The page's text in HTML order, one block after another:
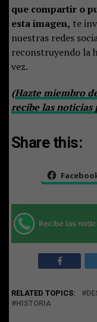
que compartir o
esta imagen, te
nuestras redes
reconstruyendo la
vez.
(Hazte miembro
recibe las noticias
Share this:
RELATED TOPICS:
HISTORIA